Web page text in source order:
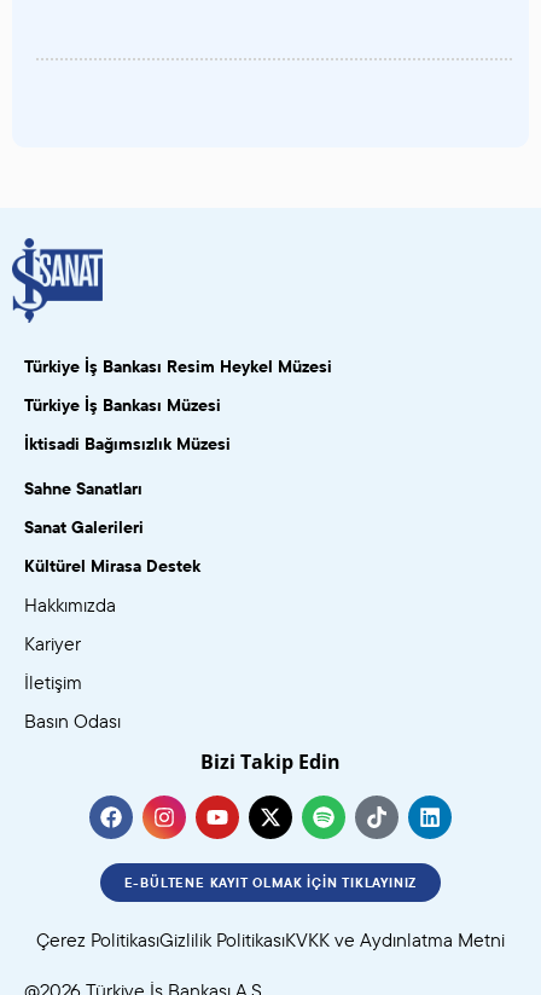
Türkiye İş Bankası Resim Heykel Müzesi
Türkiye İş Bankası Müzesi
İktisadi Bağımsızlık Müzesi
Sahne Sanatları
Sanat Galerileri
Kültürel Mirasa Destek
Hakkımızda
Kariyer
İletişim
Basın Odası
Bizi Takip Edin
E-BÜLTENE KAYIT OLMAK İÇIN TIKLAYINIZ
Çerez PolitikasıGizlilik PolitikasıKVKK ve Aydınlatma Metni
@2026 Türkiye İş Bankası A.Ş.